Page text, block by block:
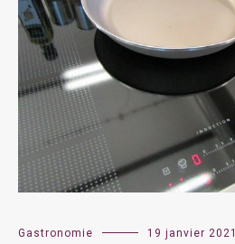
Gastronomie 19 janvier 2021